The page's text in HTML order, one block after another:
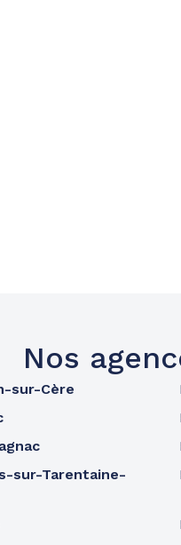
Nos
sur-Cère
sur-Tarentaine-